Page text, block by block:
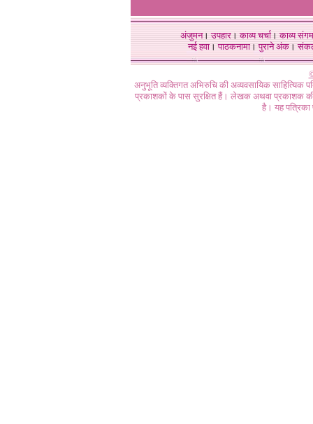
अंजुमन।उपहार।काव्य चर्चा।काव्य संगम
नई हवा। पाठकनामा। पुराने अंक।
अनुभूति व्यक्तिगत अभिरुचि की अव्यवसायिक
प्रकाशकों के पास सुरक्षित हैं। लेखक अथवा प्रकाशक की
है। यह पत्रिका